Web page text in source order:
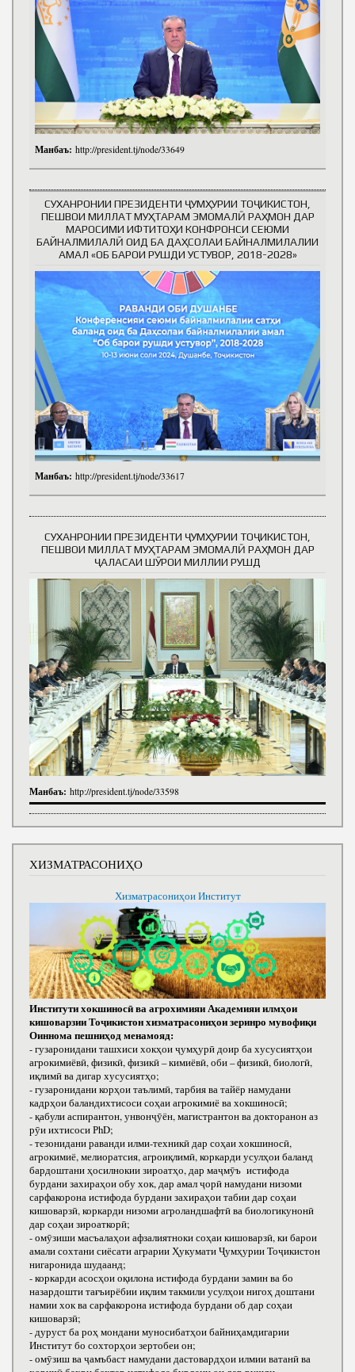
Манбаъ: http://president.tj/node/33649
СУХАНРОНИИ ПРЕЗИДЕНТИ ҶУМҲУРИИ ТОҶИКИСТОН,
ПЕШВОИ МИЛЛАТ МУҲТАРАМ ЭМОМАЛӢ РАҲМОН ДАР
МАРОСИМИ ИФТИТОҲИ КОНФРОНСИ СЕЮМИ
БАЙНАЛМИЛАЛӢ ОИД БА ДАҲСОЛАИ БАЙНАЛМИЛАЛИИ
АМАЛ «ОБ БАРОИ РУШДИ УСТУВОР, 2018-2028»
Манбаъ: http://president.tj/node/33617
СУХАНРОНИИ ПРЕЗИДЕНТИ ҶУМҲУРИИ ТОҶИКИСТОН,
ПЕШВОИ МИЛЛАТ МУҲТАРАМ ЭМОМАЛӢ РАҲМОН ДАР
ҶАЛАСАИ ШӮРОИ МИЛЛИИ РУШД
Манбаъ: http://president.tj/node/33598
ХИЗМАТРАСОНИҲО
Хизматрасониҳои Институт
Институти хокшиносӣ ва агрохимияи Академияи илмҳои
кишоварзии Тоҷикистон хизматрасониҳои зеринро мувофиқи
Оиннома пешниҳод менамояд:
- гузаронидани ташхиси хокҳои ҷумҳурӣ доир ба хусусиятҳои
агрокимиёвӣ, физикӣ, физикӣ – кимиёвӣ, оби – физикӣ, биологӣ,
иқлимӣ ва дигар хусусиятҳо;
- гузаронидани корҳои таълимӣ, тарбия ва тайёр намудани
кадрҳои баландихтисоси соҳаи агрокимиё ва хокшиносӣ;
- қабули аспирантон, унвонҷӯён, магистрантон ва докторанон аз
рӯи ихтисоси РhD;
- тезонидани раванди илми-техникӣ дар соҳаи хокшиносӣ,
агрокимиё, мелиоратсия, агроиқлимӣ, коркарди усулҳои баланд
бардоштани ҳосилнокии зироатҳо, дар маҷмӯъ истифода
бурдани захираҳои обу хок, дар амал ҷорӣ намудани низоми
сарфакорона истифода бурдани захираҳои табии дар соҳаи
кишоварзӣ, коркарди низоми агроландшафтӣ ва биологикунонӣ
дар соҳаи зироаткорӣ;
- омӯзиши масъалаҳои афзалиятноки соҳаи кишоварзӣ, ки барои
амали сохтани сиёсати аграрии Ҳукумати Ҷумҳурии Тоҷикистон
нигаронида шудаанд;
- коркарди асосҳои оқилона истифода бурдани замин ва бо
назардошти тағъирёбии иқлим такмили усулҳои нигоҳ доштани
намии хок ва сарфакорона истифода бурдани об дар соҳаи
кишоварзӣ;
- дуруст ба роҳ мондани муносибатҳои байниҳамдигарии
Институт бо сохторҳои зертобеи он;
- омӯзиш ва ҷамъбаст намудани дастовардҳои илмии ватанӣ ва